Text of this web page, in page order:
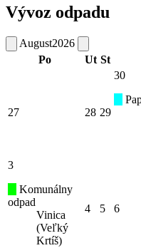
Vývoz odpadu
August2026
Po
Ut St
27 28 29
30
3
Komunálny
odpad
Vinica
(Veľký
Krtíš)
4 5 6